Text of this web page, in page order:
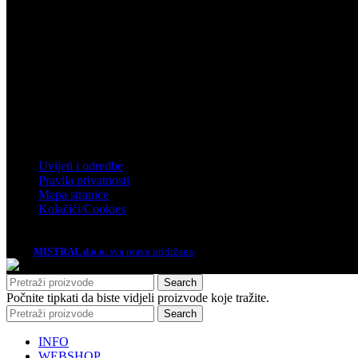
Uvijeti i odredbe
Pravila privatnosti
Mapa stranice
Kolačići/Cookies
MISTRAL d.o.o. sva prava pridržana
Search
Počnite tipkati da biste vidjeli proizvode koje tražite.
Search
INFO